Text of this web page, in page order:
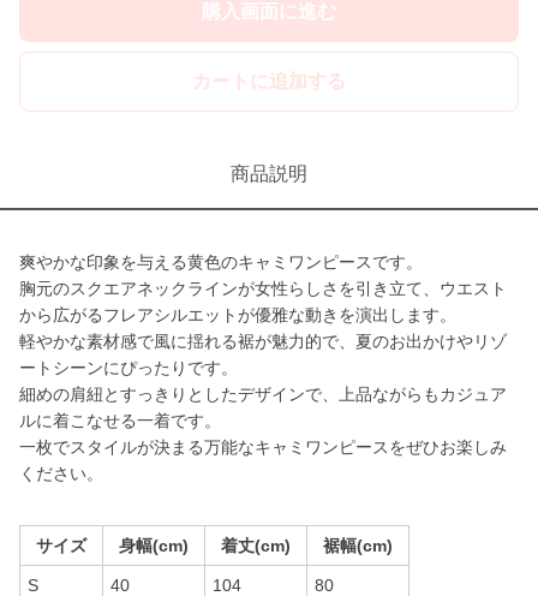
購入画面に進む
カートに追加する
商品説明
爽やかな印象を与える黄色のキャミワンピースです。
胸元のスクエアネックラインが女性らしさを引き立て、ウエスト
から広がるフレアシルエットが優雅な動きを演出します。
軽やかな素材感で風に揺れる裾が魅力的で、夏のお出かけやリゾ
ートシーンにぴったりです。
細めの肩紐とすっきりとしたデザインで、上品ながらもカジュア
ルに着こなせる一着です。
一枚でスタイルが決まる万能なキャミワンピースをぜひお楽しみ
ください。
サイズ 身幅(cm) 着丈(cm) 裾幅(cm)
S 40 104 80